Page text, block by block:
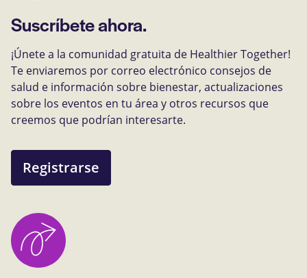
Suscríbete ahora.
¡Únete a la comunidad gratuita de Healthier Together!
Te enviaremos por correo electrónico consejos de
salud e información sobre bienestar, actualizaciones
sobre los eventos en tu área y otros recursos que
creemos que podrían interesarte.
Registrarse